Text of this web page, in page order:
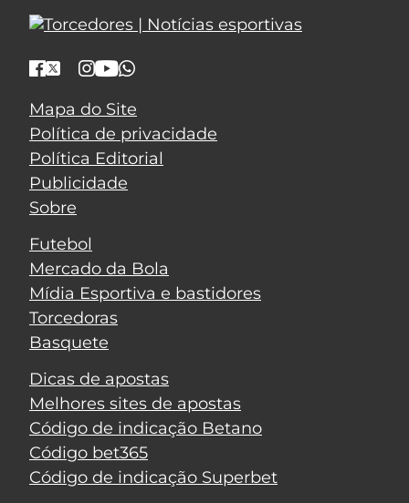
Mapa do Site
Política de privacidade
Política Editorial
Publicidade
Sobre
Futebol
Mercado da Bola
Mídia Esportiva e bastidores
Torcedoras
Basquete
Dicas de apostas
Melhores sites de apostas
Código de indicação Betano
Código bet365
Código de indicação Superbet